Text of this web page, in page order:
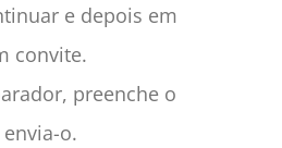
e depois em
convite.
preenche o
o.